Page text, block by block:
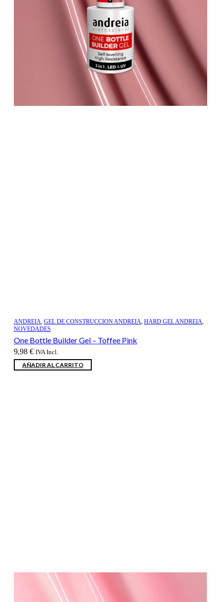
ANDREIA, GEL DE CONSTRUCCION ANDREIA, HARD GEL ANDREIA,
NOVEDADES
One Bottle Builder Gel – Toffee Pink
9,98 € IVA Incl.
AÑADIR AL CARRITO